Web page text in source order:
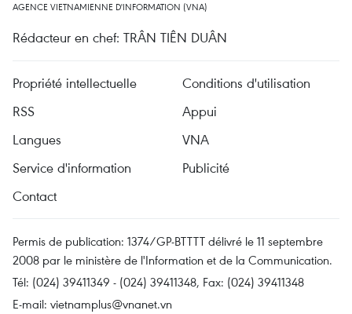
AGENCE VIETNAMIENNE D'INFORMATION (VNA)
Rédacteur en chef: TRÂN TIÊN DUÂN
Propriété intellectuelle
Conditions d'utilisation
RSS
Appui
Langues
VNA
Service d'information
Publicité
Contact
Permis de publication: 1374/GP-BTTTT délivré le 11 septembre
2008 par le ministère de l'Information et de la Communication.
Tél: (024) 39411349 - (024) 39411348, Fax: (024) 39411348
E-mail: vietnamplus@vnanet.vn